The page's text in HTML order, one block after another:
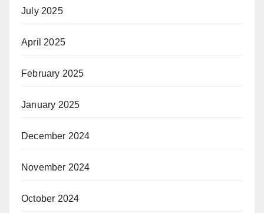
July 2025
April 2025
February 2025
January 2025
December 2024
November 2024
October 2024